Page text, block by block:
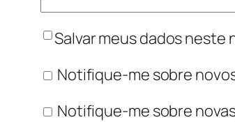
Salvar meus dados neste
Notifique-me sobre
Notifique-me sobre